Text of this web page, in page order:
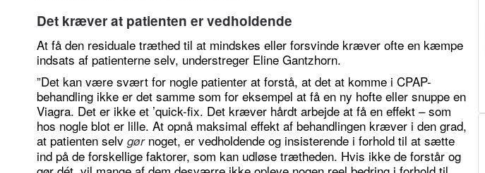
Det kræver at patienten er vedholdende
At få den residuale træthed til at mindskes eller forsvinde kræver ofte en kæmpe
indsats af patienterne selv, understreger Eline Gantzhorn.
”Det kan være svært for nogle patienter at forstå, at det at komme i CPAP-
behandling ikke er det samme som for eksempel at få en ny hofte eller snuppe en
Viagra. Det er ikke et ’quick-fix. Det kræver hårdt arbejde at få en effekt – som
hos nogle blot er lille. At opnå maksimal effekt af behandlingen kræver i den grad,
at patienten selv gørnoget, er vedholdende og insisterende i forhold til at sætte
ind på de forskellige faktorer, som kan udløse trætheden. Hvis ikke de forstår og